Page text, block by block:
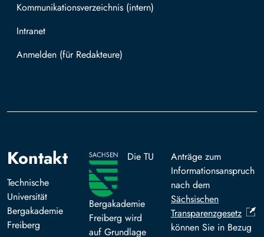
Kommunikationsverzeichnis (intern)
Intranet
Mit TUBAF Login anmelden
Kontakt
Technische
Universität
Bergakademie
Freiberg
Die TU
Bergakademie
Freiberg wird
auf Grundlage
Anträge zum
Informationsanspruch
nach dem
Sächsischen
Transparenzgesetz
können Sie in Bezug